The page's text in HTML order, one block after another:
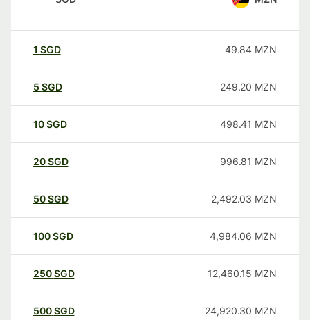
1 SGD 49.84 MZN
5 SGD 249.20 MZN
10SGD 498.41 MZN
20SGD 996.81 MZN
50SGD 2,492.03 MZN
100SGD 4,984.06 MZN
250SGD 12,460.15 MZN
500SGD 24,920.30 MZN